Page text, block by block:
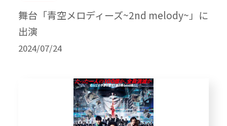
舞台「青空メロディーズ~2nd melody~」に
出演
2024/07/24